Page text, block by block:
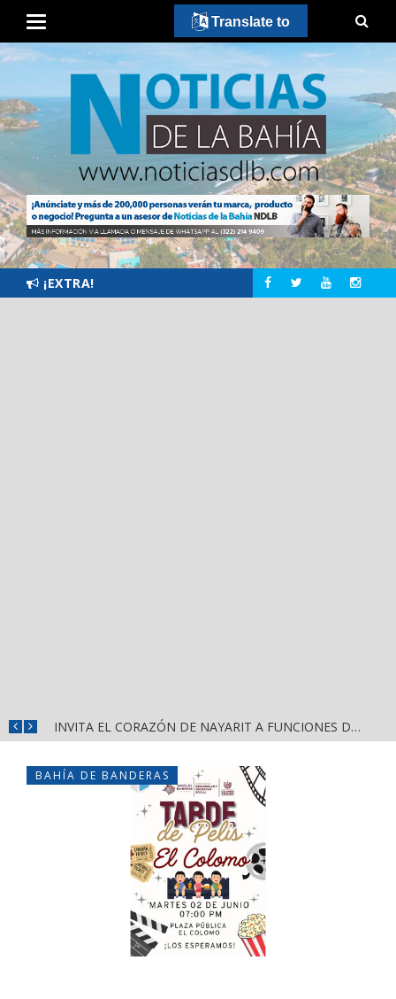
¡EXTRA!
INVITA EL CORAZÓN DE NAYARIT A FUNCIONES DE CINE GRATUITAS EN LA CONCHA ACÚSTICA
BAHÍA DE BANDERAS
Translate to